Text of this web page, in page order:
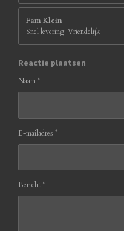
Fam Klein
Snel levering. Vriendelijk
Reactie plaatsen
Naam *
E-mailadres *
Bericht *